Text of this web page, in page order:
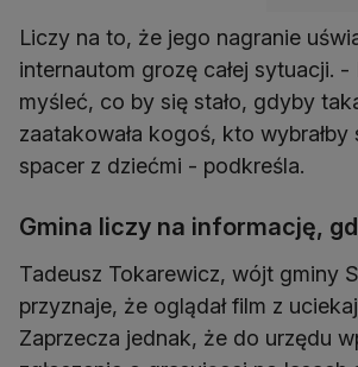
Liczy na to, że jego nagranie
internautom grozę całej sytuacji.
myśleć, co by się stało, gdyby
zaatakowała kogoś, kto wybrałby
spacer z dziećmi - podkreśla.
Gmina liczy na informację,
Tadeusz Tokarewicz, wójt gminy
przyznaje, że oglądał film z
Zaprzecza jednak, że do urzędu